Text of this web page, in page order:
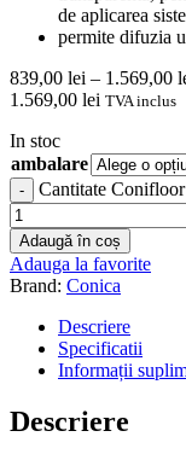
de aplicarea
permite difuzia
839,00 lei – 1.569,00
1.569,00 lei TVA inclus
In stoc
ambalare
Cantitate
Adaugă în coș
Adauga la favorite
Brand: Conica
Descriere
Specificatii
Informații
Descriere